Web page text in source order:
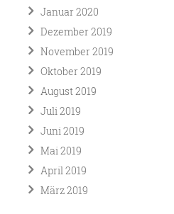
Januar 2020
Dezember 2019
November 2019
Oktober 2019
August 2019
Juli 2019
Juni 2019
Mai 2019
April 2019
März 2019